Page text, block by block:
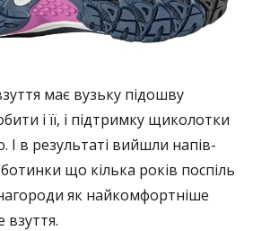
має вузьку підошву
і її, і підтримку щиколотки
в результаті вийшли напів-
ботинки що кілька років поспіль
як найкомфортніше
взуття.